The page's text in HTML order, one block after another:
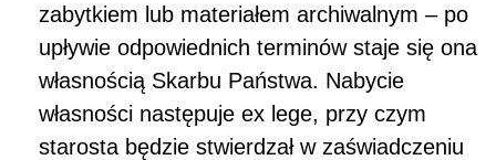
zabytkiem lub materiałem archiwalnym – po
upływie odpowiednich terminów staje się ona
własnością Skarbu Państwa. Nabycie
własności następuje ex lege, przy czym
starosta będzie stwierdzał w zaświadczeniu